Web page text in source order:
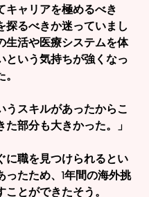
キャリアを極めるべき
探るべきか迷っていまし
生活や医療システムを体
という気持ちが強くなっ
うスキルがあったからこ
た部分も大きかった。」
に職を見つけられるとい
ったため、1年間の海外挑
とができたそう。